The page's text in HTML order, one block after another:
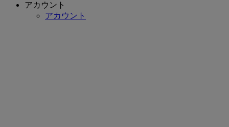
アカウント
アカウント